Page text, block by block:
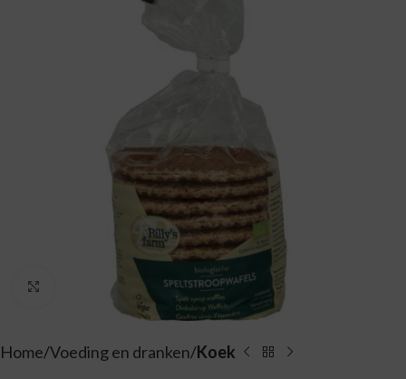
Vergroten
Home Voeding en dranken Koek